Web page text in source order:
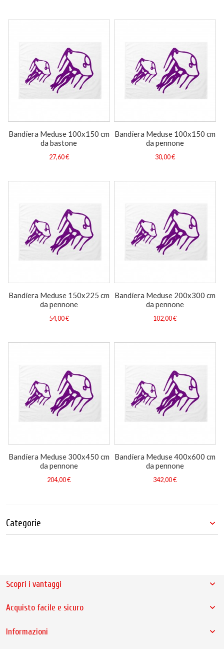
Bandiera Meduse 100x150 cm
da bastone
27,60 €
Bandiera Meduse 100x150 cm
da pennone
30,00 €
Bandiera Meduse 150x225 cm
da pennone
54,00 €
Bandiera Meduse 200x300 cm
da pennone
102,00 €
Bandiera Meduse 300x450 cm
da pennone
204,00 €
Bandiera Meduse 400x600 cm
da pennone
342,00 €
Categorie
Scopri i vantaggi
Acquisto facile e sicuro
Informazioni